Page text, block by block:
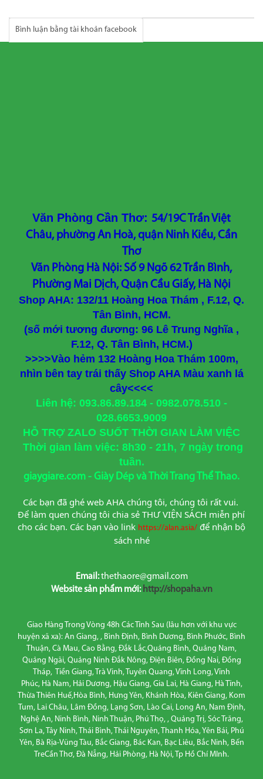
Bình luận bằng tài khoản facebook
Văn Phòng Cần Thơ: 54/19C Trần Việt
Châu, phường An Hoà, quận Ninh Kiều, Cần
Thơ
Văn Phòng Hà Nội: Số 9 Ngõ 62 Trần Bình,
Phường Mai Dịch, Quận Cầu Giấy, Hà Nội
Shop AHA: 132/11 Hoàng Hoa Thám , F.12, Q.
Tân Bình, HCM.
(số mới tương đương: 96 Lê Trung Nghĩa ,
F.12, Q. Tân Bình, HCM.)
>>>>Vào hẻm 132 Hoàng Hoa Thám 100m,
nhìn bên tay trái thấy Shop AHA Màu xanh lá
cây<<<<
Liên hệ: 093.86.89.184 - 0982.078.510 -
028.6653.9009
HỖ TRỢ ZALO SUỐT THỜI GIAN LÀM VIỆC
Thời gian làm việc: 8h30 - 21h, 7 ngày trong
tuần.
giaygiare.com - Giày Dép và Thời Trang Thể Thao.
Các bạn đã ghé web AHA chúng tôi, chúng tôi rất vui.
Để làm quen chúng tôi chia sẻ THƯ VIỆN SÁCH miễn phí
cho các bạn. Các bạn vào link https://alan.asia/ để nhận bộ
sách nhé
Email:thethaore@gmail.com
Website sản phẩm mới: http://shopaha.vn
Giao Hàng Trong Vòng 48h Các Tỉnh Sau (lâu hơn với khu vực
huyện xã xa): An Giang, , Bình Định, Bình Dương, Bình Phước, Bình
Thuận, Cà Mau, Cao Bằng, Đắk Lắc,Quảng Bình, Quảng Nam,
Quảng Ngãi, Quảng Ninh Đắk Nông, Điện Biên, Đồng Nai, Đồng
Tháp, Tiền Giang, Trà Vinh, Tuyên Quang, Vĩnh Long, Vĩnh
Phúc, Hà Nam, Hải Dương, Hậu Giang, Gia Lai, Hà Giang, Hà Tĩnh,
Thừa Thiên Huế,Hòa Bình, Hưng Yên, Khánh Hòa, Kiên Giang, Kom
Tum, Lai Châu, Lâm Đồng, Lạng Sơn, Lào Cai, Long An, Nam Định,
Nghệ An, Ninh Bình, Ninh Thuận, Phú Thọ, , Quảng Trị, Sóc Trăng,
Sơn La, Tây Ninh, Thái Bình, Thái Nguyên, Thanh Hóa, Yên Bái, Phú
Yên, Bà Rịa-Vũng Tàu, Bắc Giang, Bác Kan, Bạc Liêu, Bắc Ninh, Bến
TreCần Thơ, Đà Nẵng, Hải Phòng, Hà Nội, Tp Hồ Chí MInh.